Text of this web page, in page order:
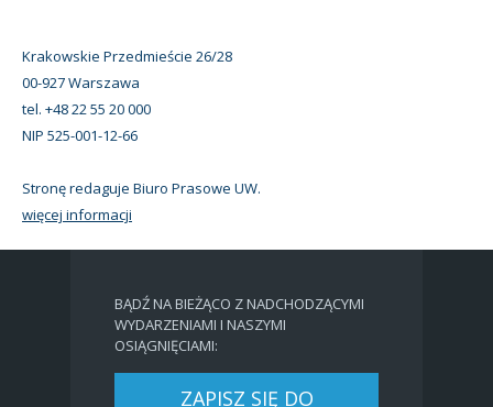
Krakowskie Przedmieście 26/28
00-927 Warszawa
tel. +48 22 55 20 000
NIP 525-001-12-66
Stronę redaguje Biuro Prasowe UW.
więcej informacji
BĄDŹ NA BIEŻĄCO Z NADCHODZĄCYMI
WYDARZENIAMI I NASZYMI
OSIĄGNIĘCIAMI:
ZAPISZ SIĘ DO